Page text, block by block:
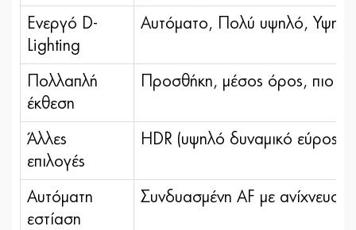
Ενεργό D-
Lighting
Αυτόματο, Πολύ υψηλό,
Πολλαπλή
έκθεση
Προσθήκη, μέσος όρος, πιο
Άλλες
επιλογές
HDR (υψηλό δυναμικό εύρος),
Αυτόματη
εστίαση
Συνδυασμένη AF με